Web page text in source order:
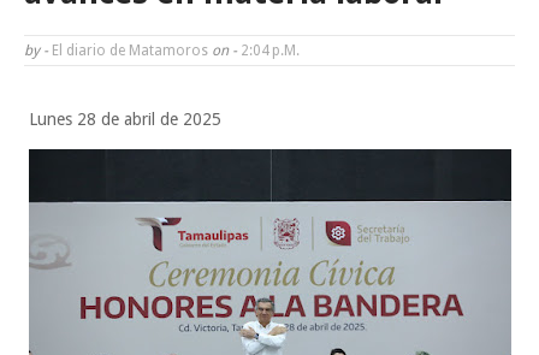
Impulsa UAT prácticas de economía circular para el desarrollo
Martes en Tu Colonia Renovado acerca servicios y atención directa a
by - El diario de Matamoros on - 2:04 P.m.
Lunes 28 de abril de 2025